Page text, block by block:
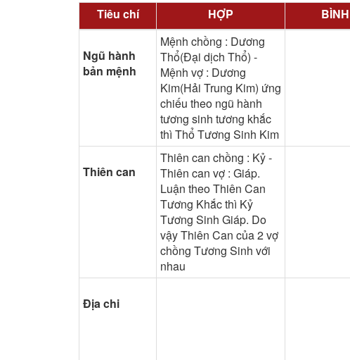
Tiêu chí HỢP
Ngũ hành
bản mệnh
Mệnh chồng : Dương
Thổ(Đại dịch Thổ) -
Mệnh vợ : Dương
Kim(Hải Trung Kim) ứng
chiếu theo ngũ hành
tương sinh tương khắc
thì Thổ Tương Sinh Kim
Thiên can
Thiên can chồng : Kỷ -
Thiên can vợ : Giáp.
Luận theo Thiên Can
Tương Khắc thì Kỷ
Tương Sinh Giáp. Do
vậy Thiên Can của 2 vợ
chồng Tương Sinh với
nhau
Địa chi